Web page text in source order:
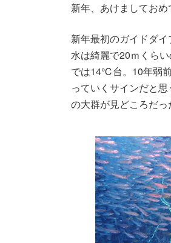
新年、あけましてお
新年最初のガイドダ
水は綺麗で20ｍくら
では14℃台。10年弱
っていくサインだと
の大群が見どころだ